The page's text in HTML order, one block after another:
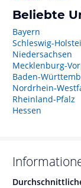
Beliebte
Bayern
Schleswig-
Niedersachsen
Mecklenburg-
Baden-
Nordrhein-
Rheinland-Pfalz
Hessen